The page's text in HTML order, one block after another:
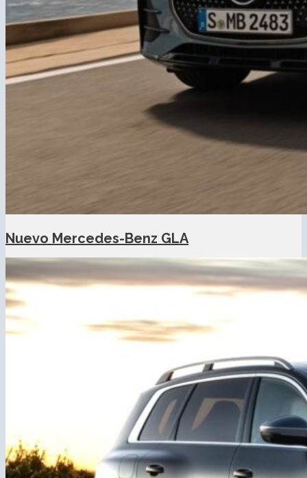
Nuevo Mercedes-Benz GLA